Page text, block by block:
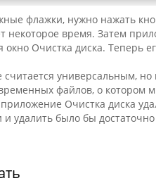
флажки, нужно нажать
некоторое время. Затем
окно Очистка диска. Теперь
универсальным, но
файлов, о котором
Очистка диска
удалить было бы достаточно